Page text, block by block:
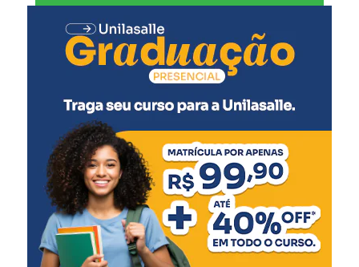
Pentavalente (2ª dose)
Pólio (2ª dose)
Pneumocócica (2ª dose)
5 meses:
Meningocócica C (2ª dose)
6 meses:
Pentavalente (3ª dose)
Pólio (3ª dose)